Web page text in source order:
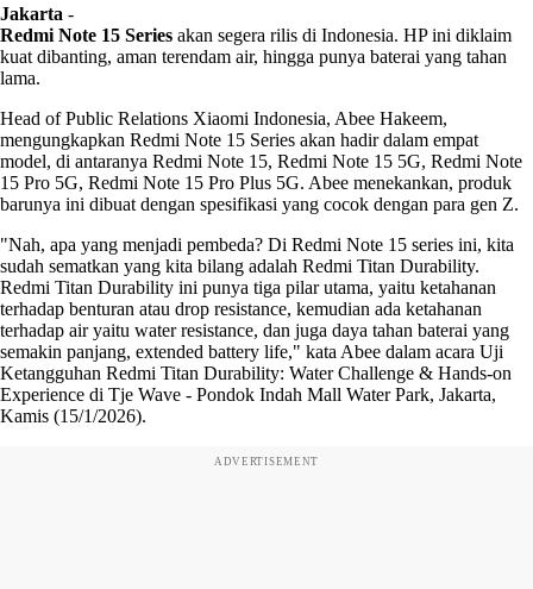
Jakarta -
Redmi Note 15 Series akan segera rilis di Indonesia. HP ini diklaim
kuat dibanting, aman terendam air, hingga punya baterai yang tahan
lama.
Head of Public Relations Xiaomi Indonesia, Abee Hakeem,
mengungkapkan Redmi Note 15 Series akan hadir dalam empat
model, di antaranya Redmi Note 15, Redmi Note 15 5G, Redmi Note
15 Pro 5G, Redmi Note 15 Pro Plus 5G. Abee menekankan, produk
barunya ini dibuat dengan spesifikasi yang cocok dengan para gen Z.
"Nah, apa yang menjadi pembeda? Di Redmi Note 15 series ini, kita
sudah sematkan yang kita bilang adalah Redmi Titan Durability.
Redmi Titan Durability ini punya tiga pilar utama, yaitu ketahanan
terhadap benturan atau drop resistance, kemudian ada ketahanan
terhadap air yaitu water resistance, dan juga daya tahan baterai yang
semakin panjang, extended battery life," kata Abee dalam acara Uji
Ketangguhan Redmi Titan Durability: Water Challenge & Hands-on
Experience di Tje Wave - Pondok Indah Mall Water Park, Jakarta,
Kamis (15/1/2026).
ADVERTISEMENT